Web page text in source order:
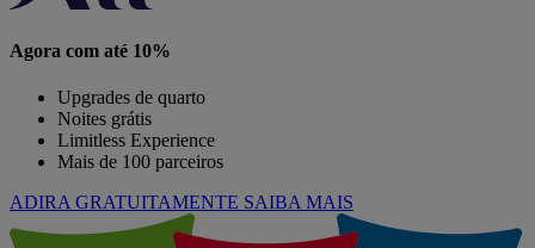
Agora com até 10%
Upgrades de quarto
Noites grátis
Limitless Experience
Mais de 100 parceiros
ADIRA GRATUITAMENTE SAIBA MAIS